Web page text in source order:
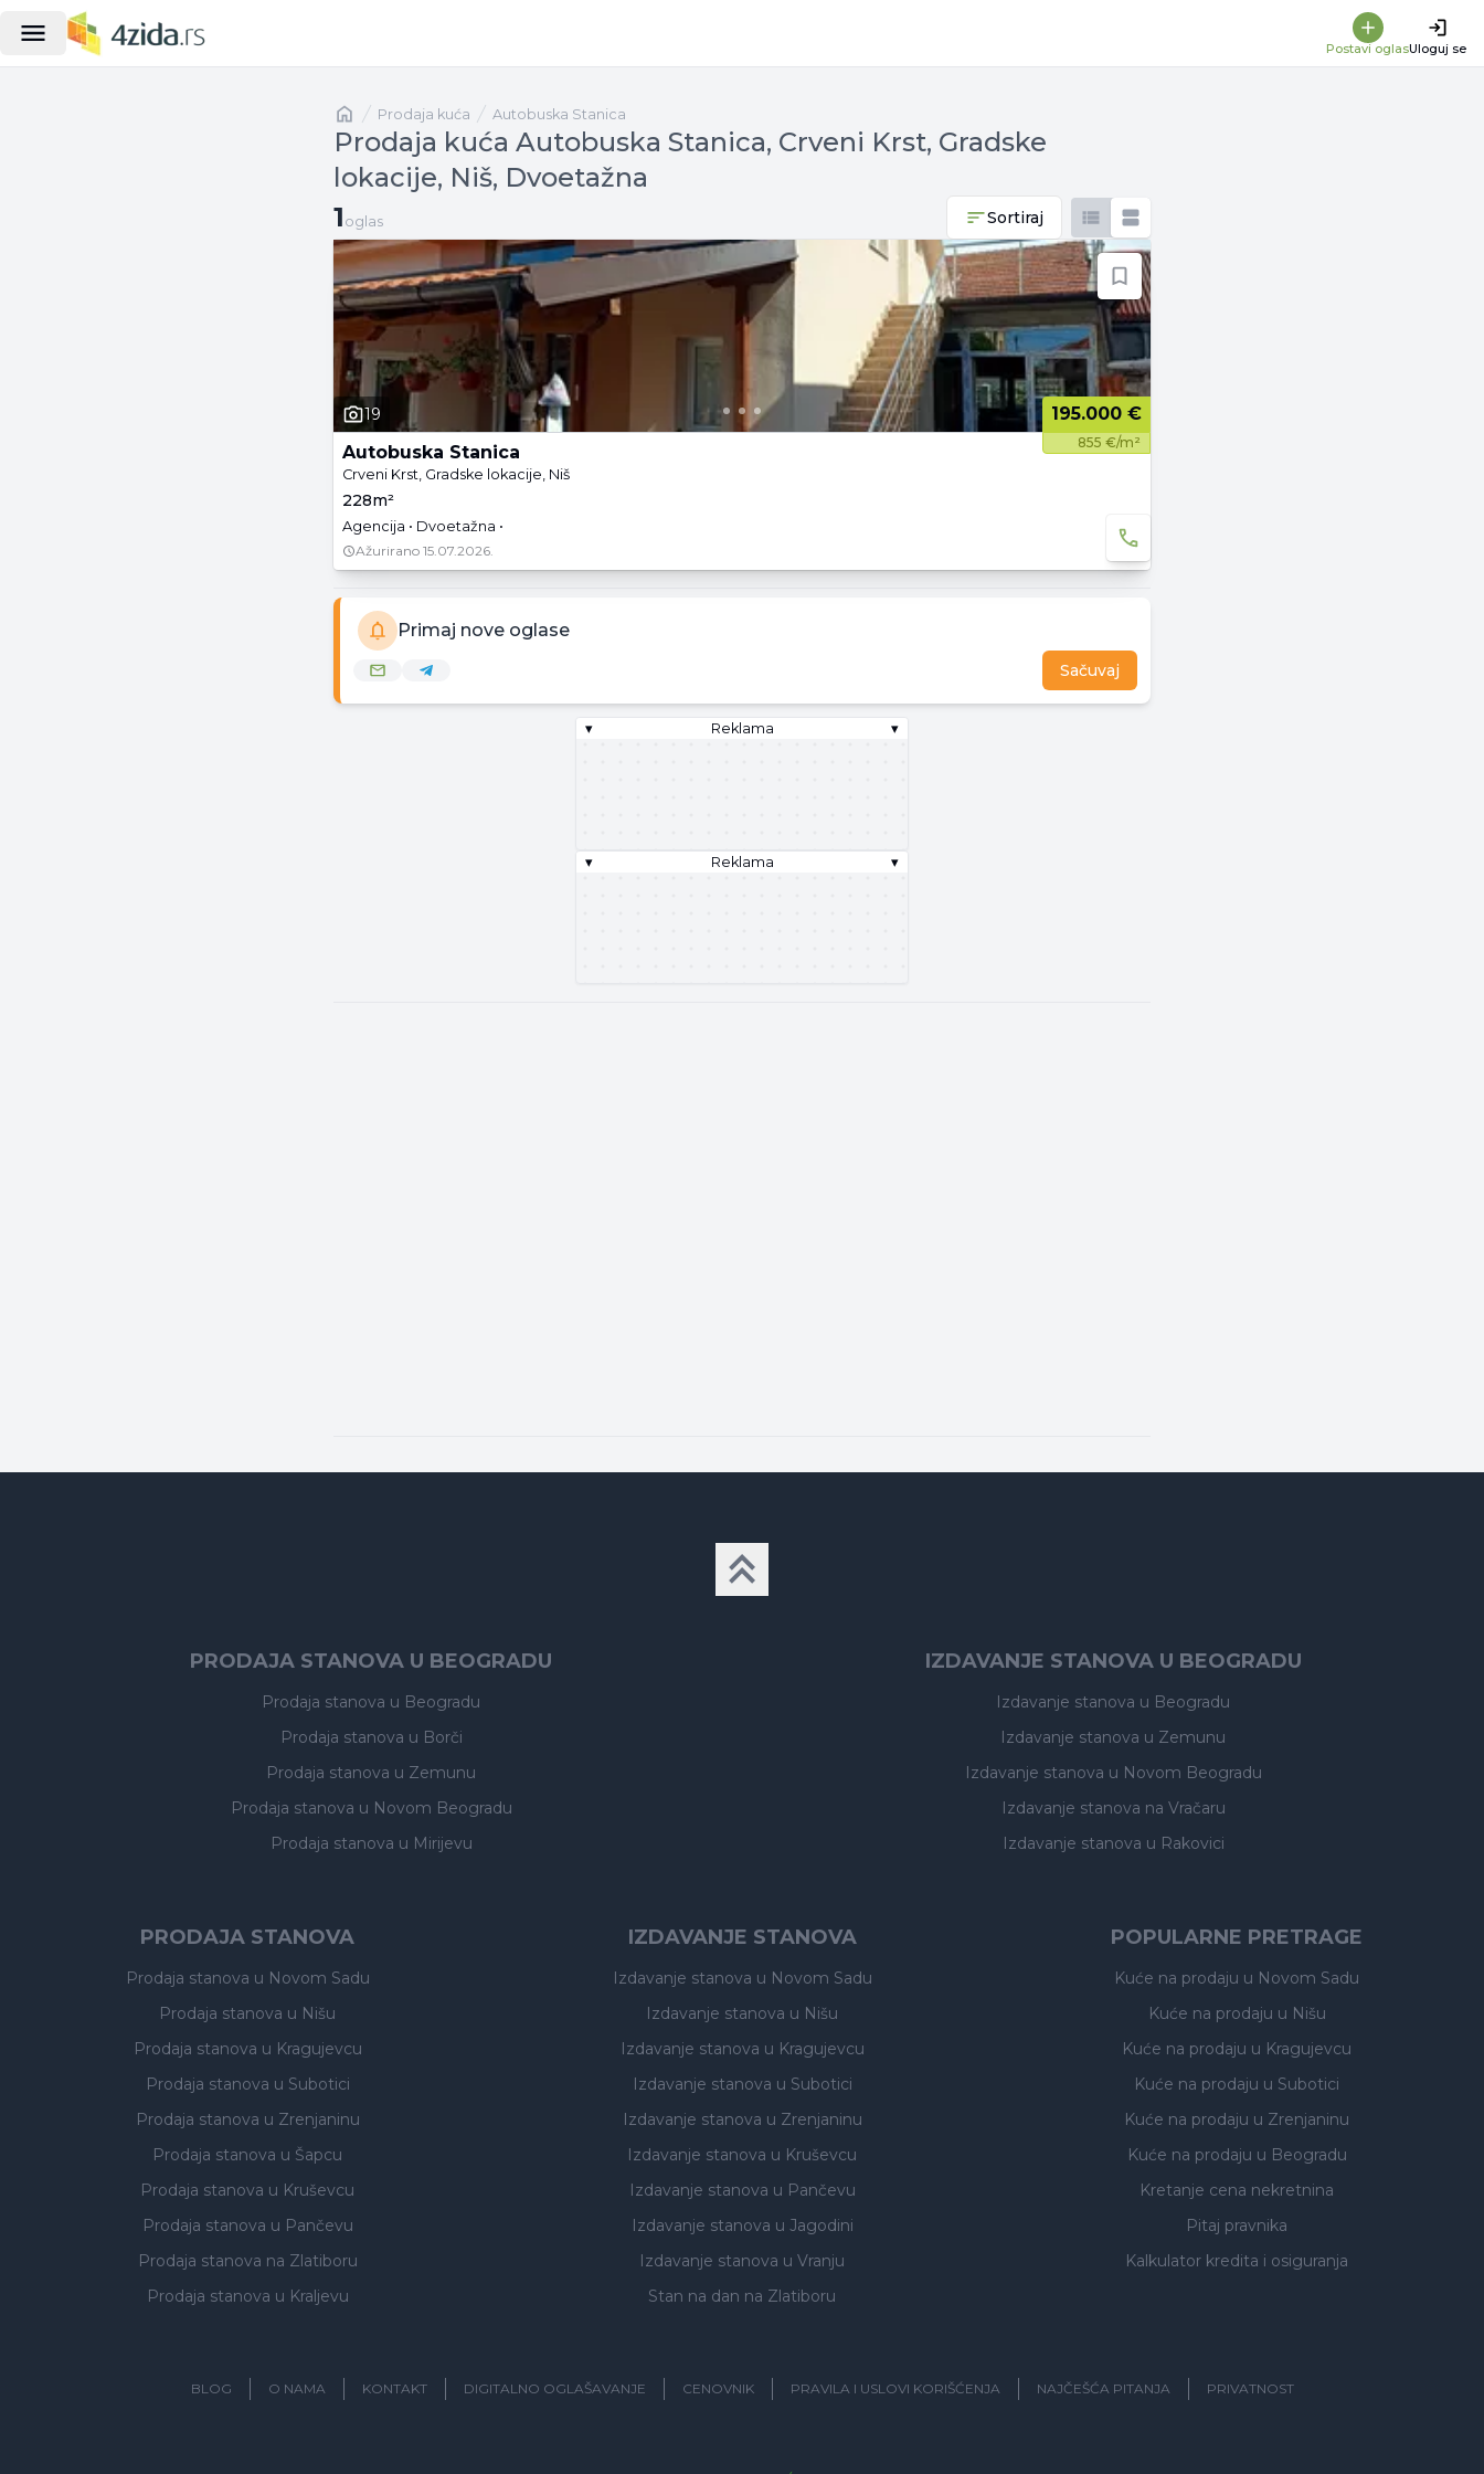
Postavi oglasUloguj se
Naslovnaprodaja kuća Autobuska Stanica
Prodaja kuća Autobuska Stanica, Crveni Krst, Gradske
lokacije, Niš, Dvoetažna
1 oglas
1 oglas Sortiraj
19 195.000 €
855 €/m²
Autobuska Stanica
Crveni Krst, Gradske lokacije, Niš
228m²
Agencija • Dvoetažna •
Ažurirano 15.07.2026.
Primaj nove oglase
Sačuvaj
▾ Reklama ▾
▾ Reklama ▾
PRODAJA STANOVA U BEOGRADU
Prodaja stanova u Beogradu
Prodaja stanova u Borči
Prodaja stanova u Zemunu
Prodaja stanova u Novom Beogradu
Prodaja stanova u Mirijevu
IZDAVANJE STANOVA U BEOGRADU
Izdavanje stanova u Beogradu
Izdavanje stanova u Zemunu
Izdavanje stanova u Novom Beogradu
Izdavanje stanova na Vračaru
Izdavanje stanova u Rakovici
PRODAJA STANOVA
Prodaja stanova u Novom Sadu
Prodaja stanova u Nišu
Prodaja stanova u Kragujevcu
Prodaja stanova u Subotici
Prodaja stanova u Zrenjaninu
Prodaja stanova u Šapcu
Prodaja stanova u Kruševcu
Prodaja stanova u Pančevu
Prodaja stanova na Zlatiboru
Prodaja stanova u Kraljevu
IZDAVANJE STANOVA
Izdavanje stanova u Novom Sadu
Izdavanje stanova u Nišu
Izdavanje stanova u Kragujevcu
Izdavanje stanova u Subotici
Izdavanje stanova u Zrenjaninu
Izdavanje stanova u Kruševcu
Izdavanje stanova u Pančevu
Izdavanje stanova u Jagodini
Izdavanje stanova u Vranju
Stan na dan na Zlatiboru
POPULARNE PRETRAGE
Kuće na prodaju u Novom Sadu
Kuće na prodaju u Nišu
Kuće na prodaju u Kragujevcu
Kuće na prodaju u Subotici
Kuće na prodaju u Zrenjaninu
Kuće na prodaju u Beogradu
Kretanje cena nekretnina
Pitaj pravnika
Kalkulator kredita i osiguranja
BLOG O NAMA KONTAKT DIGITALNO OGLAŠAVANJE CENOVNIK PRAVILA I USLOVI KORIŠĆENJA NAJČEŠĆA PITANJA PRIVATNOST